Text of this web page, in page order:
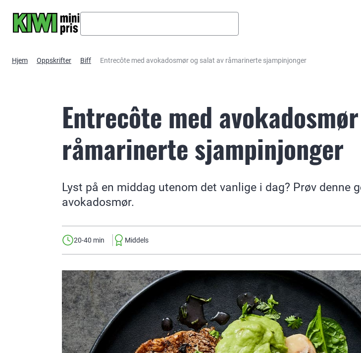
Hjem Oppskrifter Biff Entrecôte med avokadosmør og salat av råmarinerte sjampinjonger
Entrecôte med
råmarinerte sjampinjonger
Lyst på en middag utenom det vanlige i dag? Prøv denne
avokadosmør.
20-40 min Middels